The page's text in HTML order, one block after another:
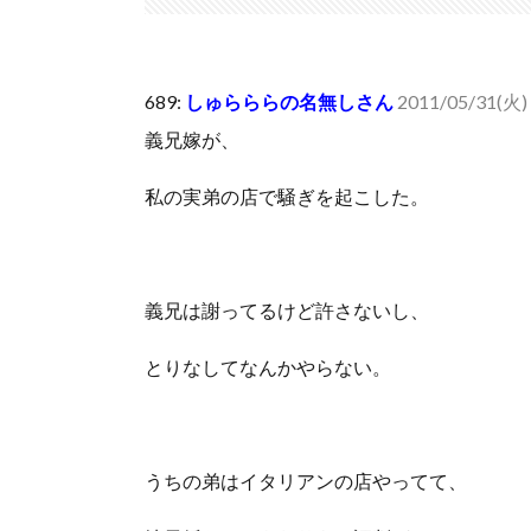
可愛い彼女が部屋に入ってきた。もしかしてニンジ
689: しゅらららの名無しさん 2011/05/31(火)
義兄嫁が、
私の実弟の店で騒ぎを起こした。
義兄は謝ってるけど許さないし、
とりなしてなんかやらない。
うちの弟はイタリアンの店やってて、